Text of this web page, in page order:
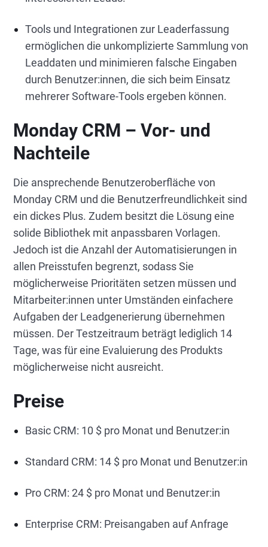
Tools und Integrationen zur Leaderfassung
ermöglichen die unkomplizierte Sammlung von
Leaddaten und minimieren falsche Eingaben
durch Benutzer:innen, die sich beim Einsatz
mehrerer Software-Tools ergeben können.
Monday CRM – Vor- und
Nachteile
Die ansprechende Benutzeroberfläche von
Monday CRM und die Benutzerfreundlichkeit sind
ein dickes Plus. Zudem besitzt die Lösung eine
solide Bibliothek mit anpassbaren Vorlagen.
Jedoch ist die Anzahl der Automatisierungen in
allen Preisstufen begrenzt, sodass Sie
möglicherweise Prioritäten setzen müssen und
Mitarbeiter:innen unter Umständen einfachere
Aufgaben der Leadgenerierung übernehmen
müssen. Der Testzeitraum beträgt lediglich 14
Tage, was für eine Evaluierung des Produkts
möglicherweise nicht ausreicht.
Preise
Basic CRM: 10 $ pro Monat und Benutzer:in
Standard CRM: 14 $ pro Monat und Benutzer:in
Pro CRM: 24 $ pro Monat und Benutzer:in
Enterprise CRM: Preisangaben auf Anfrage